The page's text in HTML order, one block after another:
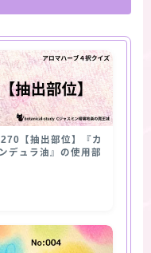
【抽出部位】『カ
ンデュラ油』の使用部